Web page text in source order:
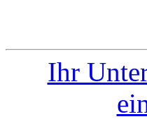
Ihr